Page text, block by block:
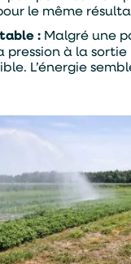
le même
: Malgré une
pression à la sortie
L’énergie